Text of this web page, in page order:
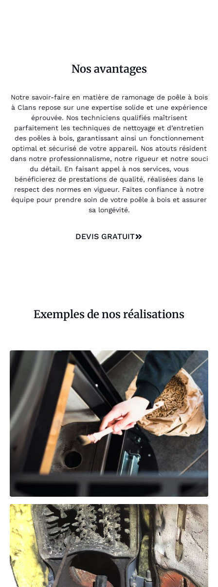
Nos avantages
Notre savoir-faire en matière de ramonage de poêle à bois
à Clans repose sur une expertise solide et une expérience
éprouvée. Nos techniciens qualifiés maîtrisent
parfaitement les techniques de nettoyage et d’entretien
des poêles à bois, garantissant ainsi un fonctionnement
optimal et sécurisé de votre appareil. Nos atouts résident
dans notre professionnalisme, notre rigueur et notre souci
du détail. En faisant appel à nos services, vous
bénéficierez de prestations de qualité, réalisées dans le
respect des normes en vigueur. Faites confiance à notre
équipe pour prendre soin de votre poêle à bois et assurer
sa longévité.
DEVIS GRATUIT
Exemples de nos réalisations